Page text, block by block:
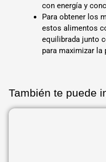
con energía y
Para obtener los
estos alimentos
equilibrada junto
para maximizar la
También te puede